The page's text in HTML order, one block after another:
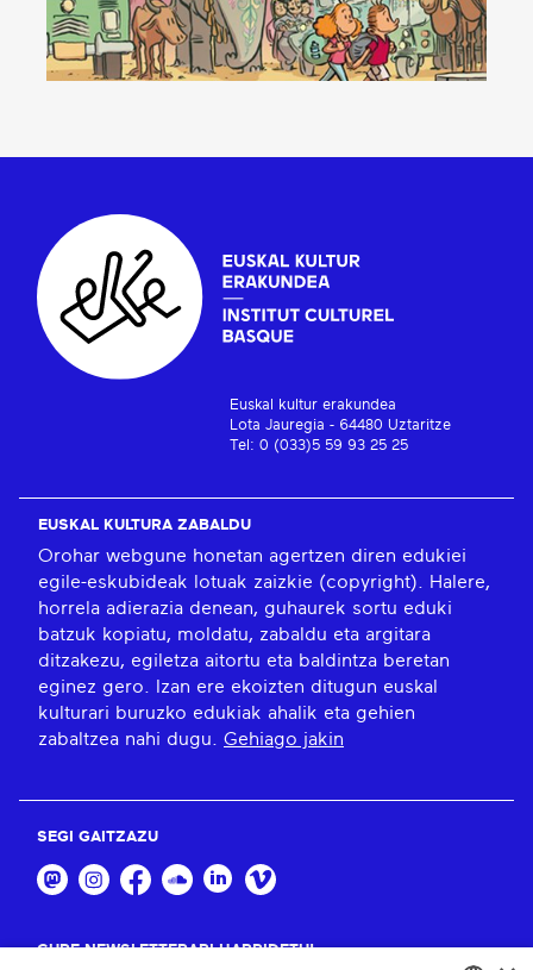
Euskal kultur erakundea
Lota Jauregia - 64480 Uztaritze
Tel: 0 (033)5 59 93 25 25
EUSKAL KULTURA ZABALDU
Orohar webgune honetan agertzen diren edukiei
egile-eskubideak lotuak zaizkie (copyright). Halere,
horrela adierazia denean, guhaurek sortu eduki
batzuk kopiatu, moldatu, zabaldu eta argitara
ditzakezu, egiletza aitortu eta baldintza beretan
eginez gero. Izan ere ekoizten ditugun euskal
kulturari buruzko edukiak ahalik eta gehien
zabaltzea nahi dugu. Gehiago jakin
SEGI GAITZAZU
GURE NEWSLETTERARI HARPIDETU!